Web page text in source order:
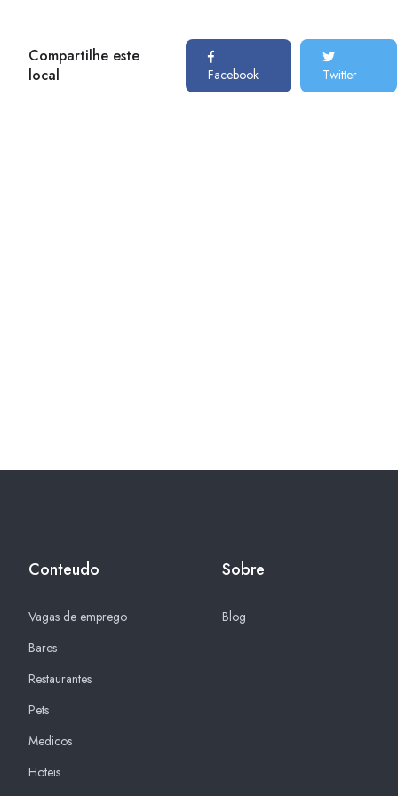
Compartilhe este
local
Facebook Twitter
Conteudo
Vagas de emprego
Bares
Restaurantes
Pets
Medicos
Hoteis
Sobre
Blog